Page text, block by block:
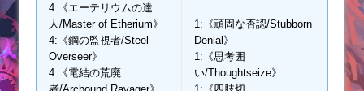
4:《エーテリウムの達
人/Master of Etherium》
4:《鋼の監視者/Steel
Overseer》
4:《電結の荒廃
1:《頑固な否認/Stubborn
Denial》
1:《思考囲
い/Thoughtseize》